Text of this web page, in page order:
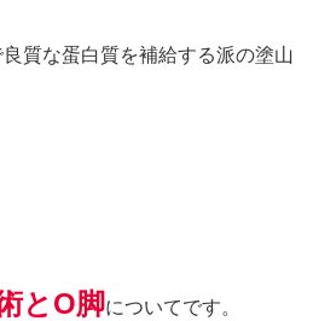
質な蛋白質を補給する派の塗山
とO脚についてです。